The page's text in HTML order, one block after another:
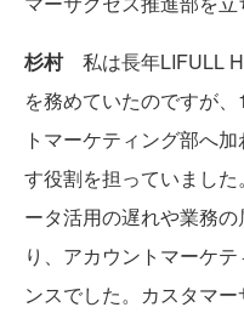
杉村 私は長年LIFULL
を務めていたのですが
トマーケティング部へ
す役割を担っていまし
ータ活用の遅れや業務
り、アカウントマーケ
ンスでした。カスタマ